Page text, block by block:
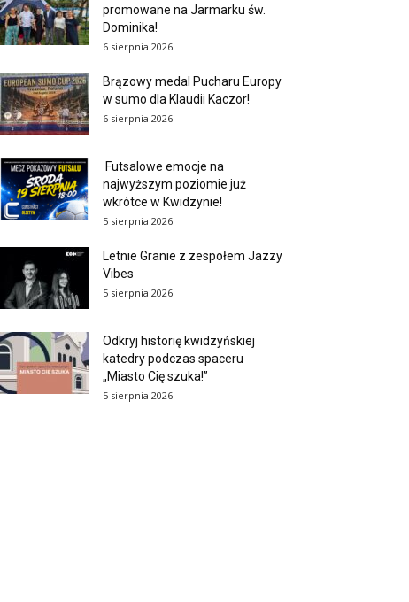
promowane na Jarmarku św.
Dominika!
6 sierpnia 2026
Brązowy medal Pucharu Europy
w sumo dla Klaudii Kaczor!
6 sierpnia 2026
Futsalowe emocje na
najwyższym poziomie już
wkrótce w Kwidzynie!
5 sierpnia 2026
Letnie Granie z zespołem Jazzy
Vibes
5 sierpnia 2026
Odkryj historię kwidzyńskiej
katedry podczas spaceru
„Miasto Cię szuka!”
5 sierpnia 2026